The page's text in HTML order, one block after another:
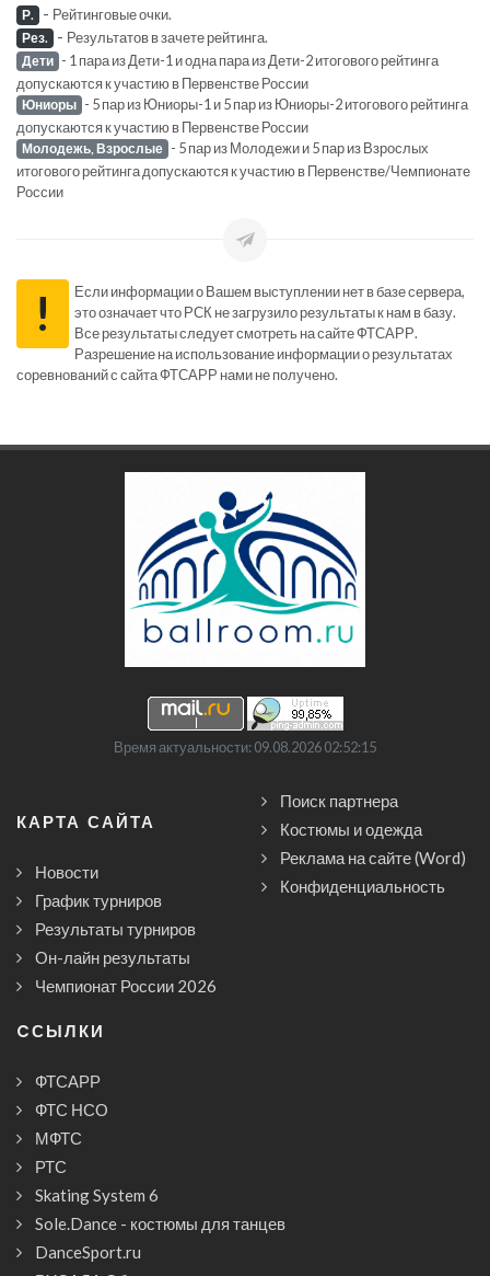
Р. - Рейтинговые очки.
Рез. - Результатов в зачете рейтинга.
Дети - 1 пара из Дети-1 и одна пара из Дети-2 итогового рейтинга
допускаются к участию в Первенстве России
Юниоры - 5 пар из Юниоры-1 и 5 пар из Юниоры-2 итогового рейтинга
допускаются к участию в Первенстве России
Молодежь, Взрослые - 5 пар из Молодежи и 5 пар из Взрослых
итогового рейтинга допускаются к участию в Первенстве/Чемпионате
России
!
Если информации о Вашем выступлении нет в базе сервера,
это означает что РСК не загрузило результаты к нам в базу.
Все результаты следует смотреть на сайте ФТСАРР.
Разрешение на использование информации о результатах
соревнований с сайта ФТСАРР нами не получено.
Время актуальности: 09.08.2026 02:52:15
КАРТА САЙТА
Новости
График турниров
Результаты турниров
Он-лайн результаты
Чемпионат России 2026
Поиск партнера
Костюмы и одежда
Реклама на сайте (Word)
Конфиденциальность
CСЫЛКИ
ФТСАРР
ФТС НСО
МФТС
РТС
Skating System 6
Sole.Dance - костюмы для танцев
DanceSport.ru